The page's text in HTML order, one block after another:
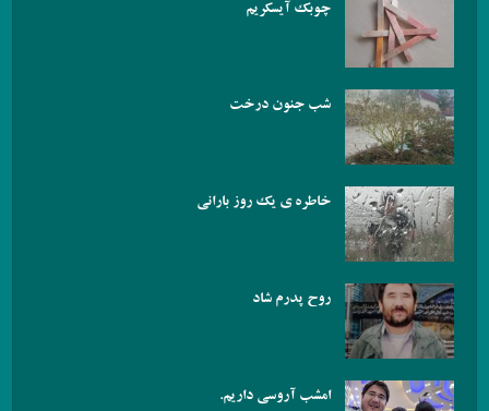
چوبک آیسکریم
شب جنون درخت
خاطره ی یک روز بارانی
روح پدرم شاد
امشب آروسی داریم.